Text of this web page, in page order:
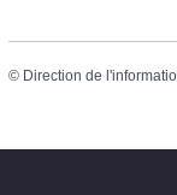
© Direction de